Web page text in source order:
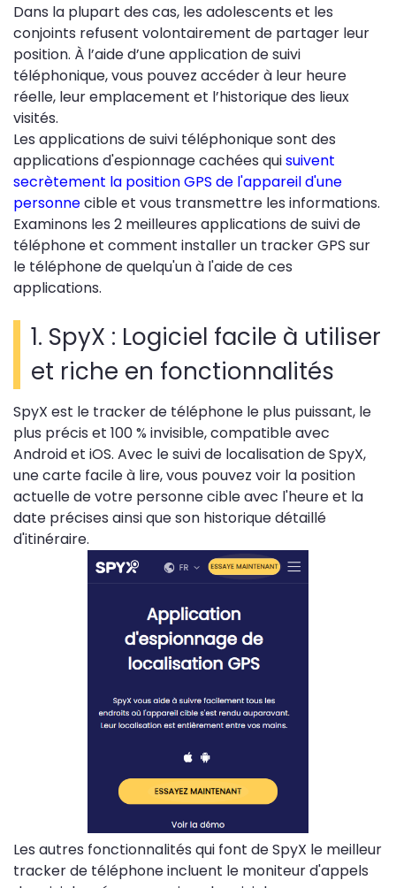
Dans la plupart des cas, les adolescents et les
conjoints refusent volontairement de partager leur
position. À l’aide d’une application de suivi
téléphonique, vous pouvez accéder à leur heure
réelle, leur emplacement et l’historique des lieux
visités.
Les applications de suivi téléphonique sont des
applications d'espionnage cachées quisuivent
secrètement la position GPS de l'appareil d'une
personnecible et vous transmettre les informations.
Examinons les 2 meilleures applications de suivi de
téléphone et comment installer un tracker GPS sur
le téléphone de quelqu'un à l'aide de ces
applications.
1. SpyX : Logiciel facile à utiliser
et riche en fonctionnalités
SpyX est le tracker de téléphone le plus puissant, le
plus précis et 100 % invisible, compatible avec
Android et iOS. Avec le suivi de localisation de SpyX,
une carte facile à lire, vous pouvez voir la position
actuelle de votre personne cible avec l'heure et la
date précises ainsi que son historique détaillé
d'itinéraire.
Les autres fonctionnalités qui font de SpyX le meilleur
tracker de téléphone incluent le moniteur d'appels